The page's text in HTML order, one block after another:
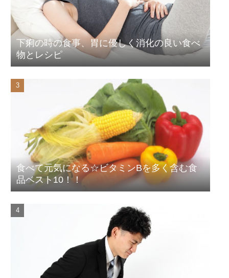
下痢の時の食事、胃に優しく消化の良い食べ
物とレシピ
食べて元気になる☆ビタミンBを多く含む食
品ベスト10！！